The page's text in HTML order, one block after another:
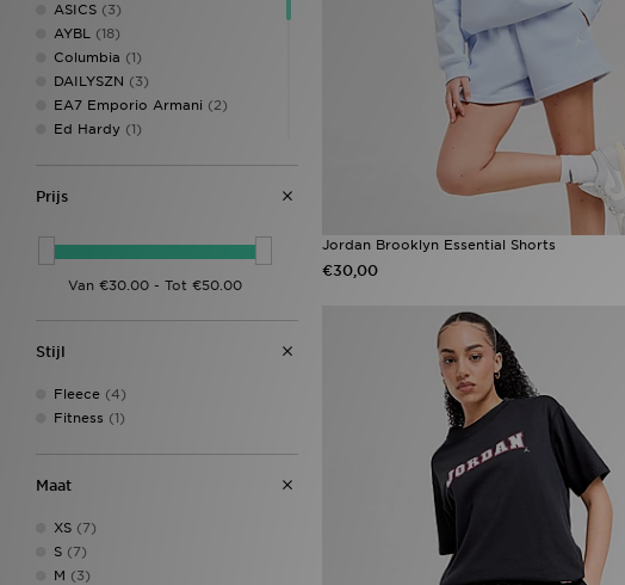
ASICS (3)
AYBL (18)
Columbia (1)
DAILYSZN (3)
EA7 Emporio Armani (2)
Ed Hardy (1)
JUICY COUTURE
McKenzie(4)
Nike(34)
On Running
PUMA(3)
Red Run Activewear
Trailberg
Unlike Humans
Von Dutch
Prijs
Stijl
Fleece (4)
Fitness (1)
Maat
XS (7)
S (7)
M (3)
Jordan Brooklyn Essential Shorts
€30,00